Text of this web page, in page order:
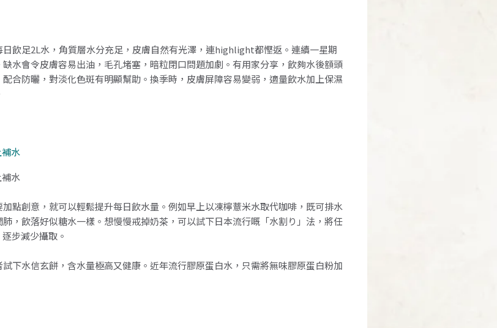
飲足2L水，角質層水分充足，皮膚自然有光澤，連highlight都慳返。連續一星期
水會令皮膚容易出油，毛孔堵塞，暗粒閉口問題加劇。有用家分享，飲夠水後額頭
合防曬，對淡化色斑有明顯幫助。換季時，皮膚屏障容易變弱，適量飲水加上保濕
水
水
點創意，就可以輕鬆提升每日飲水量。例如早上以凍檸薏米水取代咖啡，既可排水
，飲落好似糖水一樣。想慢慢戒掉奶茶，可以試下日本流行嘅「水割り」法，將任
步減少攝取。
下水信玄餅，含水量極高又健康。近年流行膠原蛋白水，只需將無味膠原蛋白粉加